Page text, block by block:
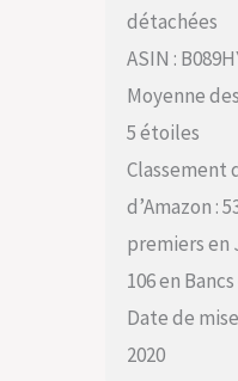
détachées
ASIN :
Moyenne
5 étoiles
Classement
d’Amazon :
premiers en
106 en
Date de
2020